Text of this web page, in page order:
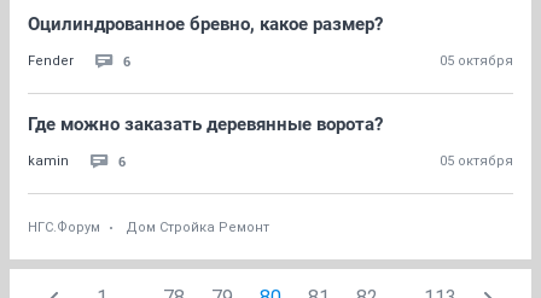
Оцилиндрованное бревно, какое размер?
Fender 6 05 октября
Где можно заказать деревянные ворота?
kamin 6 05 октября
НГС.Форум Дом Стройка Ремонт